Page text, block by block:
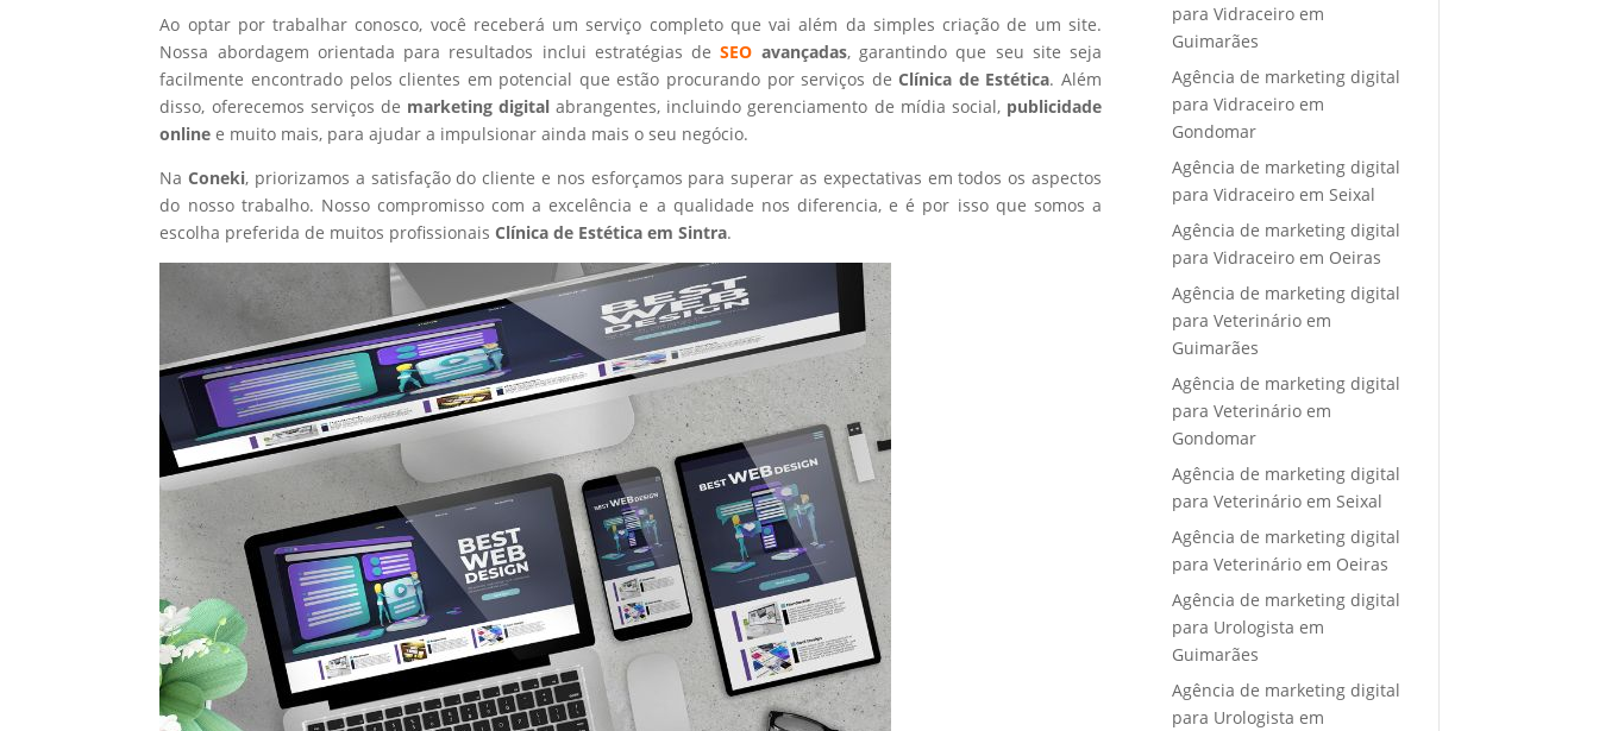
Ao optar por trabalhar conosco, você receberá um serviço completo que vai além da simples criação de um site.
Nossa abordagem orientada para resultados inclui estratégias deSEO avançadas, garantindo que seu site seja
facilmente encontrado pelos clientes em potencial que estão procurando por serviços deClínica de Estética. Além
disso, oferecemos serviços de marketing digitalabrangentes, incluindo gerenciamento de mídia social, publicidade
online e muito mais, para ajudar a impulsionar ainda mais o seu negócio.
NaConeki, priorizamos a satisfação do cliente e nos esforçamos para superar as expectativas em todos os aspectos
do nosso trabalho. Nosso compromisso com a excelência e a qualidade nos diferencia, e é por isso que somos a
escolha preferida de muitos profissionaisClínica de Estética em Sintra.
para Vidraceiro em
Guimarães
Agência de marketing digital
para Vidraceiro em
Gondomar
Agência de marketing digital
para Vidraceiro em Seixal
Agência de marketing digital
para Vidraceiro em Oeiras
Agência de marketing digital
para Veterinário em
Guimarães
Agência de marketing digital
para Veterinário em
Gondomar
Agência de marketing digital
para Veterinário em Seixal
Agência de marketing digital
para Veterinário em Oeiras
Agência de marketing digital
para Urologista em
Guimarães
Agência de marketing digital
para Urologista em